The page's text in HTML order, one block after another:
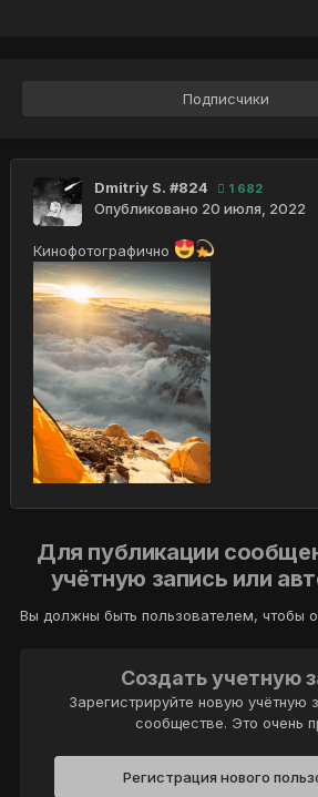
Подписчики
Dmitriy S. #824 1 682
Опубликовано 20 июля, 2022
Кинофотографично
Для публикации
учётную запись или
Вы должны быть пользователем, чтобы
Создать учетную
Зарегистрируйте новую учётную
сообществе. Это очень
Регистрация нового